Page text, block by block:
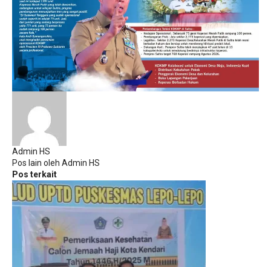
Admin HS
Pos lain oleh Admin HS
Pos terkait